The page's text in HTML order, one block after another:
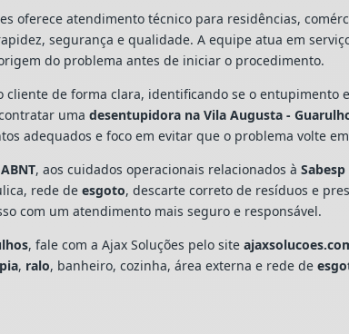
oferece atendimento técnico para residências,
segurança e qualidade. A equipe atua em
do problema antes de iniciar o procedimento.
cliente de forma clara, identificando se o entupimento
umadesentupidora na Vila Augusta -
adequados e foco em evitar que o problema volte
ABNT, aos cuidados operacionais relacionados àSabesp
rede deesgoto, descarte correto de resíduos e
com um atendimento mais seguro e responsável.
, fale com a Ajax Soluções pelo site
pia, ralo, banheiro, cozinha, área externa e rede de